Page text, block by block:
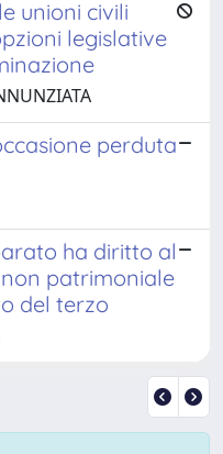
unioni civili
legislative
perduta
ha diritto al
patrimoniale
del terzo